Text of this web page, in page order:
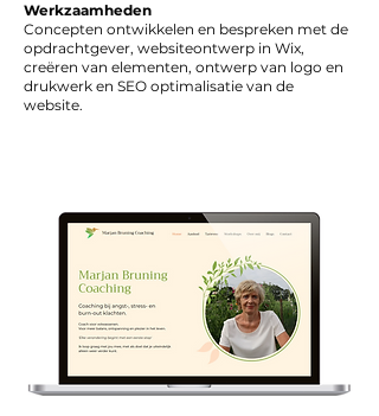
Werkzaamheden
Concepten ontwikkelen en bespreken met de
opdrachtgever, websiteontwerp in Wix,
creëren van elementen, ontwerp van logo en
drukwerk en SEO optimalisatie van de
website.